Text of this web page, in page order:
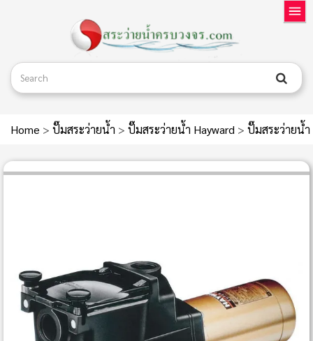
Home > ปั๊มสระว่ายน้ำ > ปั๊มสระว่ายน้ำ Hayward > ปั๊มสระว่ายน้ำ